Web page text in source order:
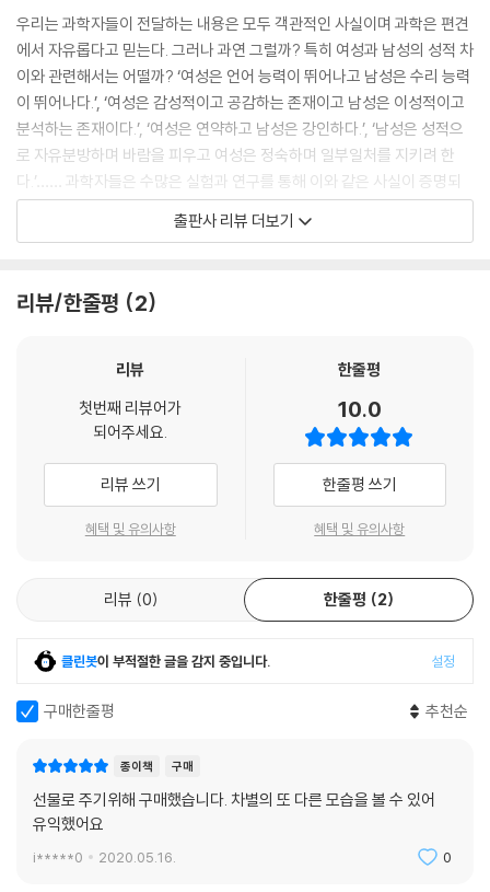
우리 마음속의 거대한 장벽을 무너뜨릴 잠재력 말이다. --- p.28
다윈은 여성이 어떤 식으로든 남성에 버금가는 놀라운 자질을 발달시켰다
면 이것은 자궁 속의 아이가 부모 양측의 특성을 물려받으면서 남성의 유
전자 덕분에 얻게 된 능력일 수 있다고 주장했다. 이런 식으로 딸들이 아버
지가 가진 몇몇 우월한 특성들을 훔쳐왔다고 말이다. … 그는 남성보다 열
등한 여성이 더 열등해지지 않게 된 것이 그저 생물학적 요행수에 지나지
않음을 시사했다. --- p.35
블레어-벨은 정상적인 행동 범위를 유지하게 해주는 내분비 상태에 따라
아내와 엄마가 되는 것을 의미했다. 블레어-벨과 같은 과학자들은 여성이
여성 스스로의 행동뿐만 아니라 주변 사람들도 여성의 건강에 영향을 줄
수 있다. 여자아이는 태어나는 순간부터 남자아이와 다른 위치에 놓인다.
다르게 다루어지고, 다른 음식을 먹고, 다르게 취급받는다. 의사와 의학 연
구원들도 마찬가지다. 아주 최근에 들어서야 의사들은 일부 여성이 경험하
는 생리통이 얼마나 고통스러운지를 인지하기 시작했다. 2016년에 유니
버시티 칼리지 런던의 생식건강학 교수인 존 길리바드John Guillebaud
서, 남성은 모르는 고통이기 때문에 지금까지 필요한 관심을 받지 못했다
과학계는 오랫동안 영장류를, 특히 침팬지와 보노보, 고릴라, 오랑우탄 같
은 대형 유인원을 인간 진화의 기원을 이해하기 위한 연구의 대상으로 삼
았다. 인간과 침팬지와 보노보는 대략 99퍼센트의 유전체를 공유한다. 유
간을 또 하나의 대형 유인원another great ape이라고 부른다. 그런데
암컷 영장류들이 종에 따라 각자 행동에서 큰 차이를 보이는데도 불구하고
진화생물학자들은 어째서 일부 유인원 암컷의 행동만을 보고 인간 여성이
유순하고 수동적이며 순종적으로 타고났다고 특징짓는 것일까? --- p.19
우리는 과학자들이 전달하는 내용은 모두 객관적인 사실이며 과학은 편견
에서 자유롭다고 믿는다. 그러나 과연 그럴까? 특히 여성과 남성의 성적 차
이와 관련해서는 어떨까? ‘여성은 언어 능력이 뛰어나고 남성은 수리 능력
이 뛰어나다.’, ‘여성은 감성적이고 공감하는 존재이고 남성은 이성적이고
분석하는 존재이다.’, ‘여성은 연약하고 남성은 강인하다.’, ‘남성은 성적으
로 자유분방하며 바람을 피우고 여성은 정숙하며 일부일처를 지키려 한
다.’…… 과학자들은 수많은 실험과 연구를 통해 이와 같은 사실이 증명되
었다고 주장한다. 그리고 우리는 이와 같은 주장을 사실이라고 믿는다. 그
러나 과학자들이 ‘실험’을 통해 증명되었다고 주장하는 ‘사실’이 과연 ‘진짜
이 책의 저자인 과학 칼럼니스트 앤절라 사이니는 어느 날 강연을 마치고
“여성 과학자들은 다 어디에 있나요? 여성 노벨상 수상자가 있긴 해요? 여
이미 입증되었잖아요.”
저자는 그에게 성공한 여성 과학자들을 예로 들고, 여학생이 남학생보다
수학에서 더 좋은 성적을 냈음을 보여주는 몇몇 통계 자료들을 이야기해
주었지만, 그 사람은 무슨 말을 해도 받아들이려 하지 않았다. 저자는 이런
책을 썼다. 이를 통해 저자는 우리가 과학적 진실이라고 생각하는 많은 사
실이 실제로는 신뢰할 수 없는 주장이며, 과학에도 숨겨진 편견이 존재한
술가, 과학자 중에 남성이 많은 것이 그 증거라고 주장했다. 다윈에 따르면
물리치고 암컷에게 선택받기 위해 열심히 노력해야 했기에 남성은 더 날카
로운 지성과 훌륭한 신체를 갖게 되었고 반대로 여성은 남성보다 진화가
덜 되었다는 것이다. 다윈의 말대로라면 여성이 남성을 따라잡으려고 노력
출판사 리뷰 더보기
리뷰/한줄평 2
리뷰
첫번째 리뷰어가
되어주세요.
리뷰 쓰기
혜택 및 유의사항
한줄평
10.0
한줄평 쓰기
혜택 및 유의사항
리뷰 0 한줄평 2
클린봇이 부적절한 글을 감지 중입니다. 설정
구매한줄평 추천순
종이책 구매
선물로 주기위해 구매했습니다. 차별의 또 다른 모습을 볼 수 있어
유익했어요
i*****0 2020.05.16. 0